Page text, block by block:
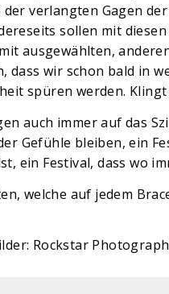
der verlangten Gagen
sollen mit
ausgewählten,
dass wir schon bald in
spüren werden.
auch immer auf das
Gefühle bleiben, ein
ein Festival, dass wo
welche auf jedem
Rockstar